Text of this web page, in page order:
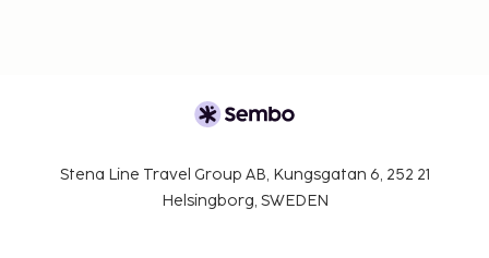
Stena Line Travel Group AB, Kungsgatan 6, 252 21
Helsingborg, SWEDEN